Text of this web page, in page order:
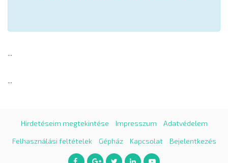
...
...
Hirdetéseim megtekintése Impresszum Adatvédelem
Felhasználási feltételek Gépház Kapcsolat Bejelentkezés